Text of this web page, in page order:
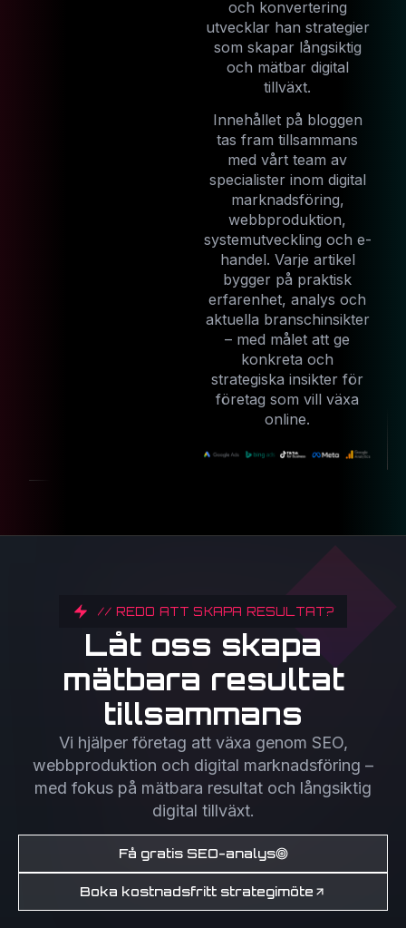
och konvertering
utvecklar han strategier
som skapar långsiktig
och mätbar digital
tillväxt.
Innehållet på bloggen
tas fram tillsammans
med vårt team av
specialister inom digital
marknadsföring,
webbproduktion,
systemutveckling och e-
handel. Varje artikel
bygger på praktisk
erfarenhet, analys och
aktuella branschinsikter
– med målet att ge
konkreta och
strategiska insikter för
företag som vill växa
online.
// REDO ATT SKAPA RESULTAT?
Låt oss skapa
mätbara resultat
tillsammans
Vi hjälper företag att växa genom SEO,
webbproduktion och digital marknadsföring –
med fokus på mätbara resultat och långsiktig
digital tillväxt.
Få gratis SEO-analys
Boka kostnadsfritt strategimöte